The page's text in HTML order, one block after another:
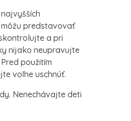
predstavovať
a pri
nijako neupravujte
použitím
voľne uschnúť.
Nenechávajte deti